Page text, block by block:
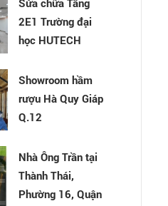
Phòng Làm Việc:
Cách sắp xếp
phòng làm việc
và 6 điều cấm kỵ
7 nguyên tắc
phổ biến cho công
việc hanh thông,
vận may tấn tới
Sửa chữa Tầng
2E1 Trường đại
học HUTECH
Showroom hầm
rượu Hà Quy Giáp
Q.12
Nhà Ông Trần tại
Thành Thái,
Phường 16, Quận